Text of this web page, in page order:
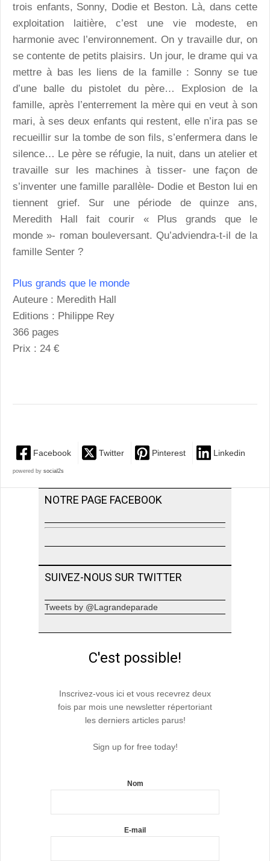
trois enfants, Sonny, Dodie et Beston. Là, dans cette
exploitation laitière, c’est une vie modeste, en
harmonie avec l’environnement. On y travaille dur, on
se contente de petits plaisirs. Un jour, le drame qui va
mettre à bas les liens de la famille : Sonny se tue
d’une balle du pistolet du père… Explosion de la
famille, après l’enterrement la mère qui en veut à son
mari, à ses deux enfants qui restent, elle n’ira pas se
recueillir sur la tombe de son fils, s’enfermera dans le
silence… Le père se réfugie, la nuit, dans un atelier et
travaille sur les machines à tisser- une façon de
s’inventer une famille parallèle- Dodie et Beston lui en
tiennent grief. Sur une période de quinze ans,
Meredith Hall fait courir « Plus grands que le
monde »- roman bouleversant. Qu’adviendra-t-il de la
famille Senter ?
Plus grands que le monde
Auteure : Meredith Hall
Editions : Philippe Rey
366 pages
Prix : 24 €
Facebook Twitter Pinterest Linkedin
powered by social2s
NOTRE PAGE FACEBOOK
SUIVEZ-NOUS SUR TWITTER
Tweets by @Lagrandeparade
C'est possible!
Inscrivez-vous ici et vous recevrez deux
fois par mois une newsletter répertoriant
les derniers articles parus!
Sign up for free today!
Nom
E-mail